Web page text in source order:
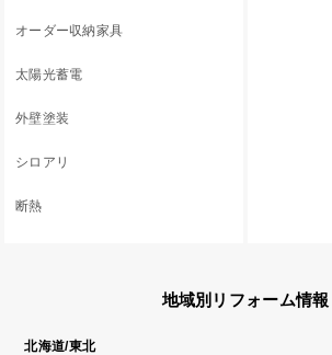
オーダー収納家具
太陽光蓄電
外壁塗装
シロアリ
断熱
地域別リフォーム情報
北海道/東北